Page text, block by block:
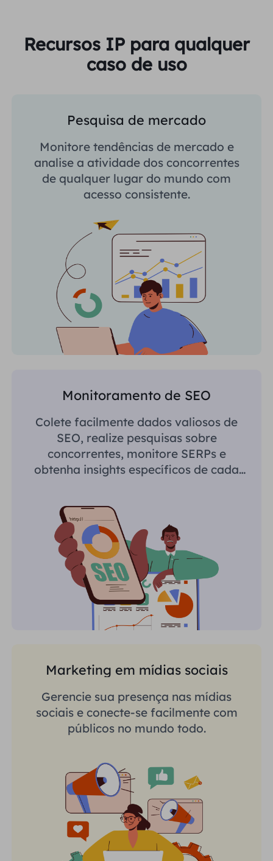
Recursos IP para qualquer
caso de uso
Pesquisa de mercado
Monitore tendências de mercado e
analise a atividade dos concorrentes
de qualquer lugar do mundo com
acesso consistente.
Monitoramento de SEO
Colete facilmente dados valiosos de
SEO, realize pesquisas sobre
concorrentes, monitore SERPs e
obtenha insights específicos de cada
Marketing em mídias sociais
Gerencie sua presença nas mídias
sociais e conecte-se facilmente com
públicos no mundo todo.